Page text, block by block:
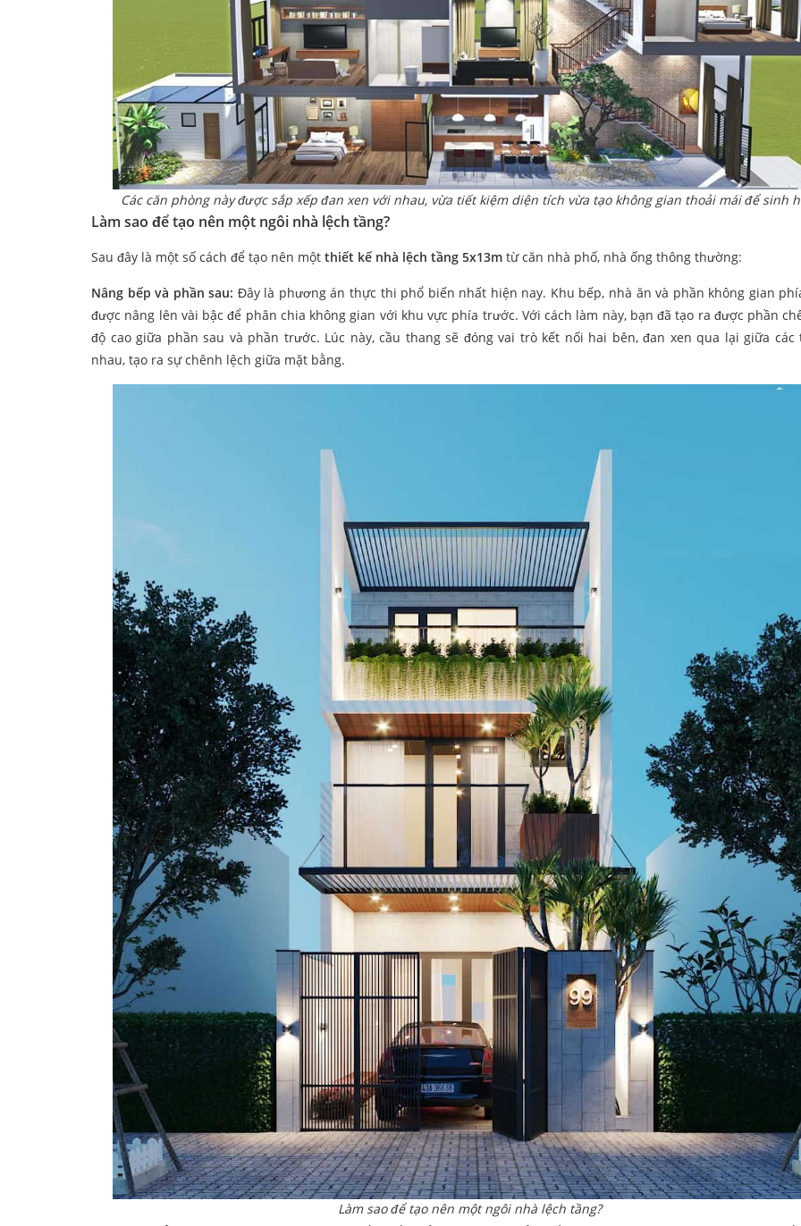
Các căn phòng này được sắp xếp đan xen với nhau, vừa tiết kiệm diện tích vừa tạo không gian thoải mái để sinh
Làm sao để tạo nên một ngôi nhà lệch tầng?
Sau đây là một số cách để tạo nên một thiết kế nhà lệch tầng 5x13m từ căn nhà phố, nhà ống thông thường:
Nâng bếp và phần sau: Đây là phương án thực thi phổ biến nhất hiện nay. Khu bếp, nhà ăn và phần không gian
được nâng lên vài bậc để phân chia không gian với khu vực phía trước. Với cách làm này, bạn đã tạo ra được phần
độ cao giữa phần sau và phần trước. Lúc này, cầu thang sẽ đóng vai trò kết nối hai bên, đan xen qua lại giữa các
nhau, tạo ra sự chênh lệch giữa mặt bằng.
Làm sao để tạo nên một ngôi nhà lệch tầng?